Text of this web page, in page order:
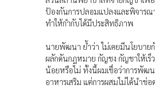
ป้องกันการปลอมแปลงและพิจารณ
ทำให้กำกับได้มีประสิทธิภาพ
นายพัฒนา ย้ำว่า ไม่เคยมีนโยบาย
ผลักดันกฎหมาย กัญชง กัญชาให้เร็
น้อยหรือไม่ ทั้งนี้ผมเชื่อว่าการพัฒน
อาหารเสริม แต่การผสมไม่ได้นำช่